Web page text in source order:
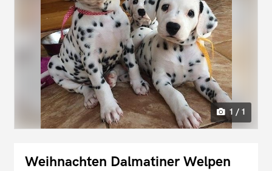
1 / 1
Weihnachten Dalmatiner Welpen